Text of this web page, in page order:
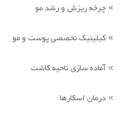
» چرخه ریزش و رشد مو
» کیلینیک تخصصی پوست و مو
»آماده سازی ناحیه کاشت
» درمان اسکارها